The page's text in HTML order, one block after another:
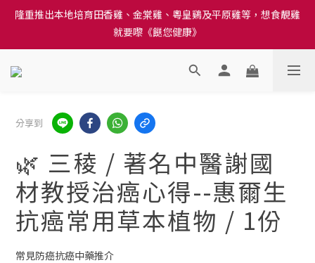
訂單結帳注意事項：送貨方法中選擇區域 - 然後當填寫地址時, 請
小心選擇分區及區域, 因資料錯誤會影響前往結帳
就要嚟《餸您健康》
小心選擇分區及區域, 因資料錯誤會影響前往結帳
分享到
🌿 三稜 / 著名中醫謝國
材教授治癌心得--惠爾生
抗癌常用草本植物 / 1份
常見防癌抗癌中藥推介